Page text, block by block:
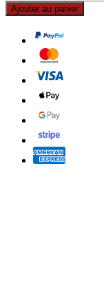
Ajouter au panier